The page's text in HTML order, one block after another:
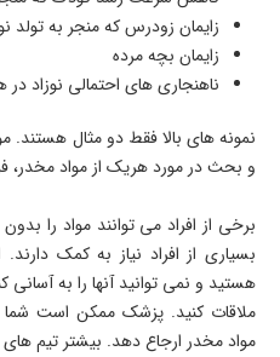
زایمان زودرس که منجر به تولد
زایمان بچه مرده
ناهنجاری ­های احتمالی نوزاد در
نمونه های بالا فقط دو مثال هستند.
و بحث در مورد هریک از مواد مخدر،
برخی از افراد می توانند مواد را
بسیاری از افراد نیاز به کمک
هستید و نمی توانید آنها را به
ملاقات کنید. پزشک ممکن است
مواد مخدر ارجاع دهد. بیشتر تیم